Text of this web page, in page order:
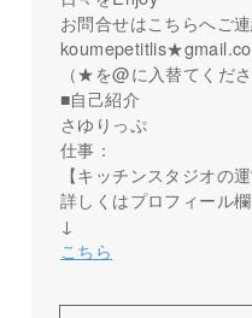
お問合せはこちらへご
（★を@に入替てくださ
■自己紹介
さゆりっぷ
仕事：
【キッチンスタジオの運
詳しくはプロフィール欄
↓
こちら